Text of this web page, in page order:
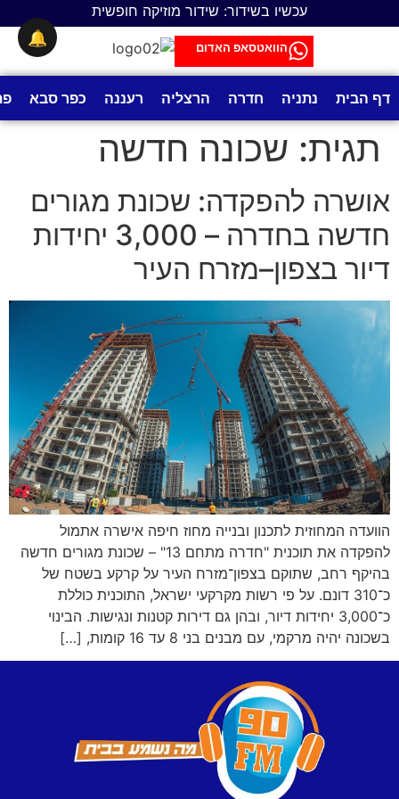
עכשיו בשידור: שידור מוזיקה חופשית
הוואטסאפ האדום
דף הבית נתניה חדרה הרצליה רעננה כפר סבא
תגית: שכונה חדשה
אושרה להפקדה: שכונת מגורים
חדשה בחדרה – 3,000 יחידות
דיור בצפון–מזרח העיר
הוועדה המחוזית לתכנון ובנייה מחוז חיפה אישרה אתמול
להפקדה את תוכנית "חדרה מתחם 13" – שכונת מגורים חדשה
בהיקף רחב, שתוקם בצפון־מזרח העיר על קרקע בשטח של
כ־310 דונם. על פי רשות מקרקעי ישראל, התוכנית כוללת
כ־3,000 יחידות דיור, ובהן גם דירות קטנות ונגישות. הבינוי
בשכונה יהיה מרקמי, עם מבנים בני 8 עד 16 קומות, […]
🔔